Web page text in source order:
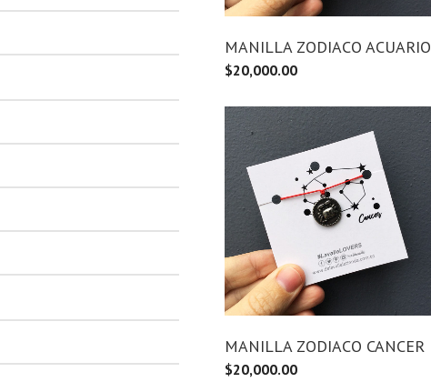
MANILLA ZODIACO ACUARIO
$20,000.00
MANILLA ZODIACO CANCER
$20,000.00